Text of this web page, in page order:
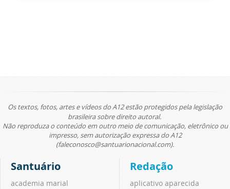
Os textos, fotos, artes e vídeos do A12 estão protegidos pela legislação
brasileira sobre direito autoral.
Não reproduza o conteúdo em outro meio de comunicação, eletrônico ou
impresso, sem autorização expressa do A12
(faleconosco@santuarionacional.com).
Santuário
academia marial
Redação
aplicativo aparecida